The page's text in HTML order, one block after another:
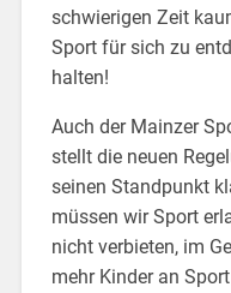
schwierigen Zeit
Sport für sich zu
halten!
Auch der Mainzer
stellt die neuen
seinen Standpunkt
müssen wir Sport
nicht verbieten, im
mehr Kinder an